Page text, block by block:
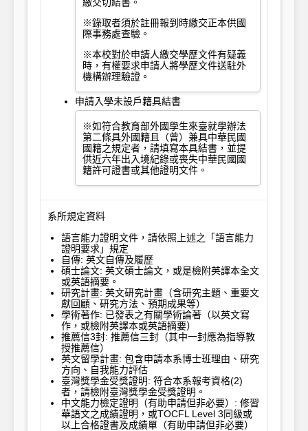
※錄取者須於註冊報到時繳交正本供國
際事務處查驗。
※本校對於申請人繳交學歷文件有疑義
時，有權要求申請人將學歷文件送駐外
機構辦理驗證。
申請入學未設戶籍具結書
※如符合教育部外國學生來臺就學辦法
第二條具外國籍且（曾）兼具中華民國
國籍之規定者，請填寫本具結書，並提
供近六年出入境紀錄或喪失中華民國國
籍許可證書或其他證明文件。
系所規定資料
語言能力證明文件，請依照上述之「語言能力
證明要求」規定
自傳: 英文自傳及履歷
碩士論文: 英文碩士論文，或是檢附英譯本全文
或英語摘要。
研究計畫: 英文研究計畫（含研究主題、重要文
獻回顧、研究方法、預期成果等）
學術著作: 已發表之有關學術論著（以英文寫
作，或檢附英譯本或英語摘要）
推薦信3封: 推薦信三封（其中一封應為指導教
授推薦信）
英文留學計畫: 包含申請本系博士班理由、研究
方向、自我能力評估
臺灣獎學金受獎證明: 符合本系報考資格(2)
者，請檢附臺灣獎學金受獎證明。
中文能力檢定證明（有助申請但非必要）: 修習
華語文之成績證明，或TOCFL Level 3同級或
以上合格證書及成績單（有助申請但非必要）